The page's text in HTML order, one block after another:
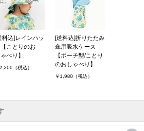
料込]レインハッ
【ことりのお
べり】
（税込）
[送料込]折りたたみ
傘用吸水ケース
【ポーチ型/ことり
のおしゃべり】
￥1,980（税込）